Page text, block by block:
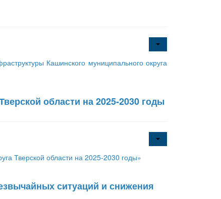
Кашинского муниципального округа
области на 2025-2030 годы
Тверской области на 2025-2030 годы»
ситуаций и снижения